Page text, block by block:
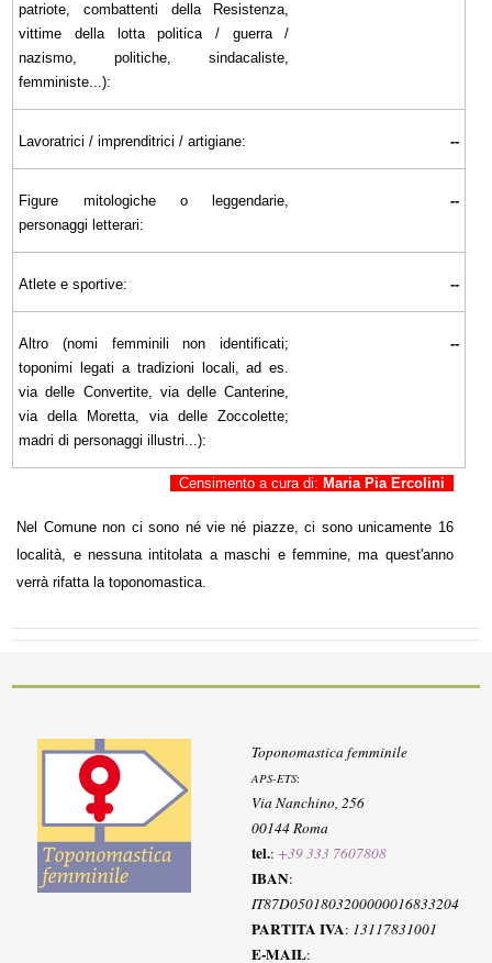
patriote, combattenti della Resistenza,
vittime della lotta politica / guerra /
nazismo, politiche, sindacaliste,
femministe...):
Lavoratrici / imprenditrici / artigiane: --
Figure mitologiche o leggendarie,
personaggi letterari:
--
Atlete e sportive: --
Altro (nomi femminili non identificati;
toponimi legati a tradizioni locali, ad es.
via delle Convertite, via delle Canterine,
via della Moretta, via delle Zoccolette;
madri di personaggi illustri...):
--
Censimento a cura di: Maria Pia Ercolini
Nel Comune non ci sono né vie né piazze, ci sono unicamente 16
località, e nessuna intitolata a maschi e femmine, ma quest'anno
verrà rifatta la toponomastica.
Toponomastica femminile
APS-ETS:
Via Nanchino, 256
00144 Roma
tel.:+39 333 7607808
IBAN:
IT87D0501803200000016833204
PARTITA IVA: 13117831001
E-MAIL: